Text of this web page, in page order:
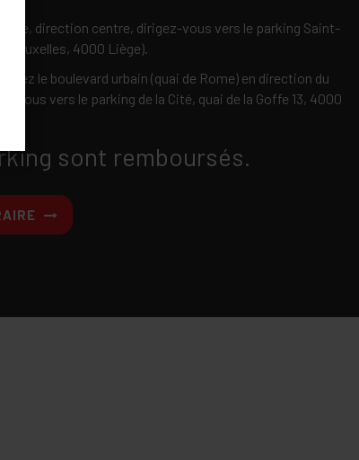
direction centre, dirigez-vous vers le parking Saint-
Bruxelles, 4000 Liège).
le boulevard urbain (quai de Rome) en direction du
vous vers le parking de la Cité, quai de la Goffe 13, 4000
sont remboursés.